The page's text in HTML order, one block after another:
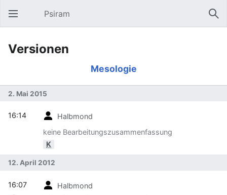
Hauptmenü öffnen Psiram
Versionen
Mesologie
2. Mai 2015
Halbmond
keine Bearbeitungszusammenfassung
K
16:14
12. April 2012
Halbmond
16:07